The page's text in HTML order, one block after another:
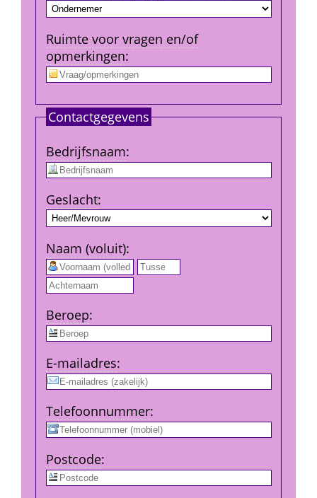
Ruimte voor vragen en/of
opmerkingen:
Contact­gegevens
Bedrijfs­naam:
Geslacht:
Naam (voluit):
Beroep:
E-mail­adres:
Telefoon­nummer:
Post­code: